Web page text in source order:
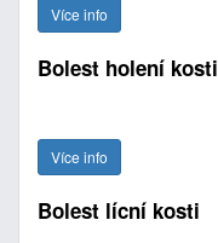
Více info
Bolest holení kosti
Více info
Bolest lícní kosti